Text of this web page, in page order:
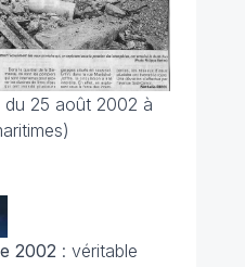
25 août 2002 à
2002 : véritable